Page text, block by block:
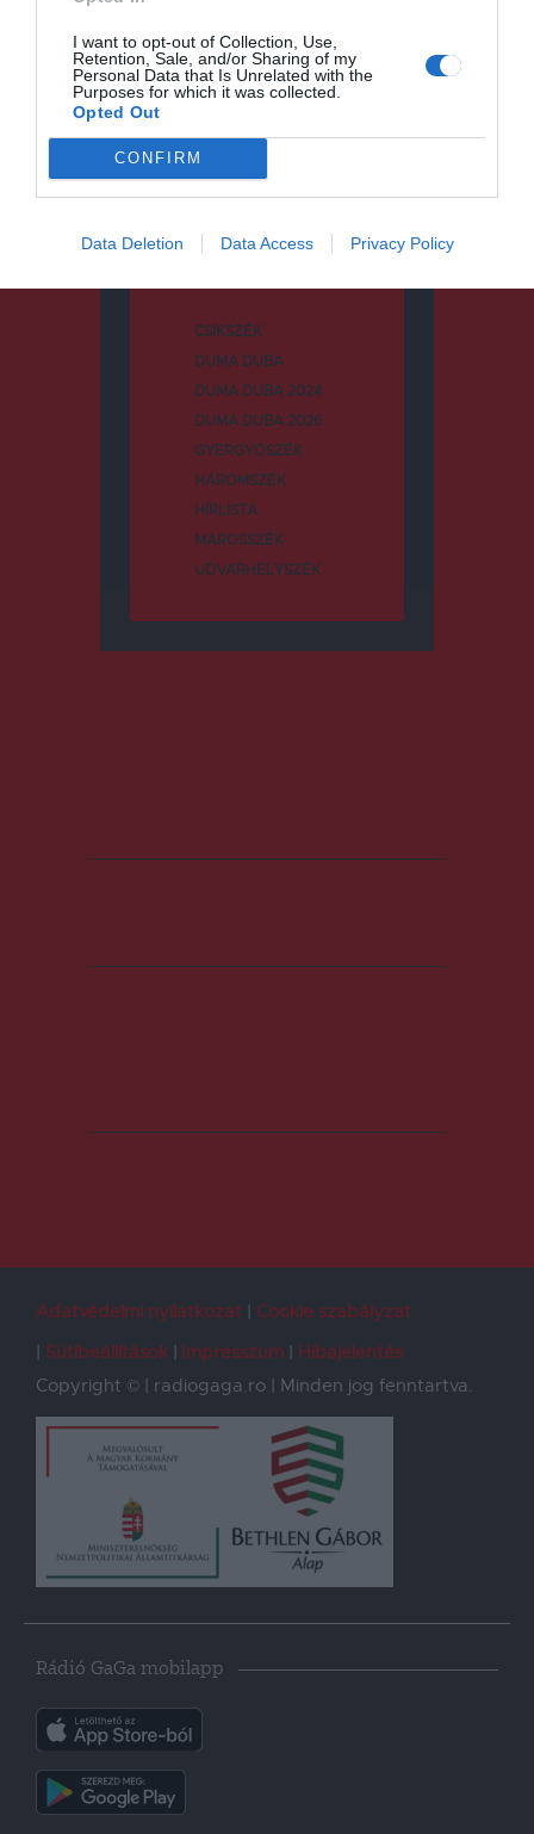
I want to opt-out of Collection, Use,
Retention, Sale, and/or Sharing of my
Personal Data that Is Unrelated with the
Purposes for which it was collected.
Opted Out
CONFIRM
Data Deletion Data Access Privacy Policy
Keresés
Keresés:
CSÍKSZÉK
DUMA DUBA
DUMA DUBA 2024
DUMA DUBA 2026
GYERGYÓSZÉK
HÁROMSZÉK
HÍRLISTA
MAROSSZÉK
UDVARHELYSZÉK
Adatvédelmi nyilatkozat
Cookie szabályzat
Sütibeállítások
Impresszum
Hibajelentés
Copyright © | radiogaga.ro | Minden jog fenntartva.
Rádió GaGa mobilapp